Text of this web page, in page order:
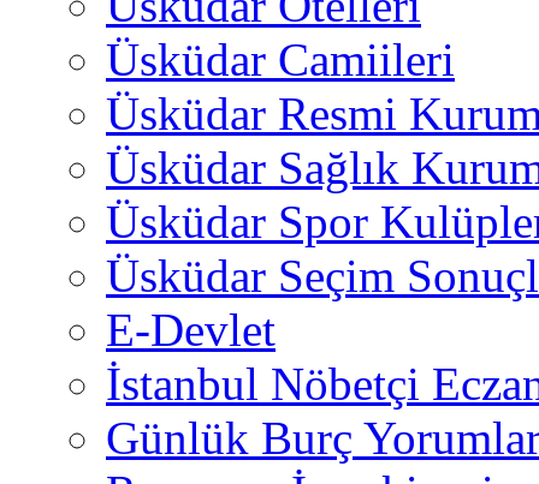
Üsküdar Camiileri
Üsküdar Resmi
Üsküdar Sağlık
Üsküdar Spor
Üsküdar Seçim
E-Devlet
İstanbul Nöbetçi
Günlük Burç